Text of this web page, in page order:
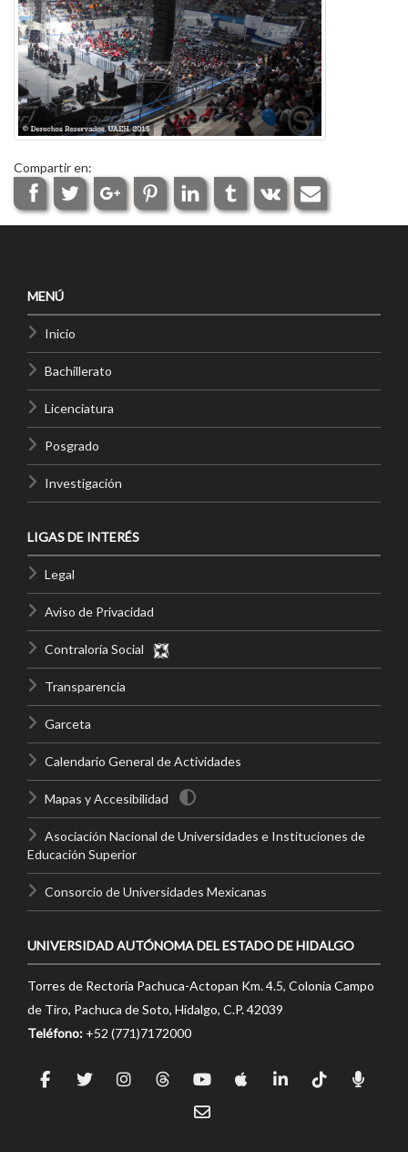
Compartir en:
MENÚ
Inicio
Bachillerato
Licenciatura
Posgrado
Investigación
LIGAS DE INTERÉS
Legal
Aviso de Privacidad
Contraloría Social
Transparencia
Garceta
Calendario General de Actividades
Mapas y Accesibilidad
Asociación Nacional de Universidades e Instituciones de
Educación Superior
Consorcio de Universidades Mexicanas
UNIVERSIDAD AUTÓNOMA DEL ESTADO DE HIDALGO
Torres de Rectoría Pachuca-Actopan Km. 4.5, Colonia Campo
de Tiro, Pachuca de Soto, Hidalgo, C.P. 42039
Teléfono: +52 (771)7172000